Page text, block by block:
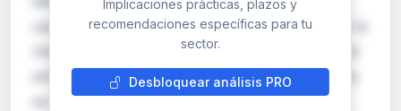
opositores en todos los procesos selectivos de la
Administración General del Estado. Conforme al
artículo 17 del Real Decreto 364/1995, el sorteo
se celebró el 23 de junio de 2026 y establece…
Implicaciones prácticas, plazos y
recomendaciones específicas para tu
sector.
Desbloquear análisis PRO